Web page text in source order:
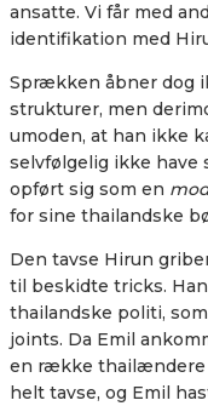
ansatte. Vi får med
identifikation med
Sprækken åbner dog
strukturer, men
umoden, at han ikke
selvfølgelig ikke have
opført sig som en
for sine thailandske
Den tavse Hirun
til beskidte tricks.
thailandske politi,
joints. Da Emil
en række thailændere
helt tavse, og Emil